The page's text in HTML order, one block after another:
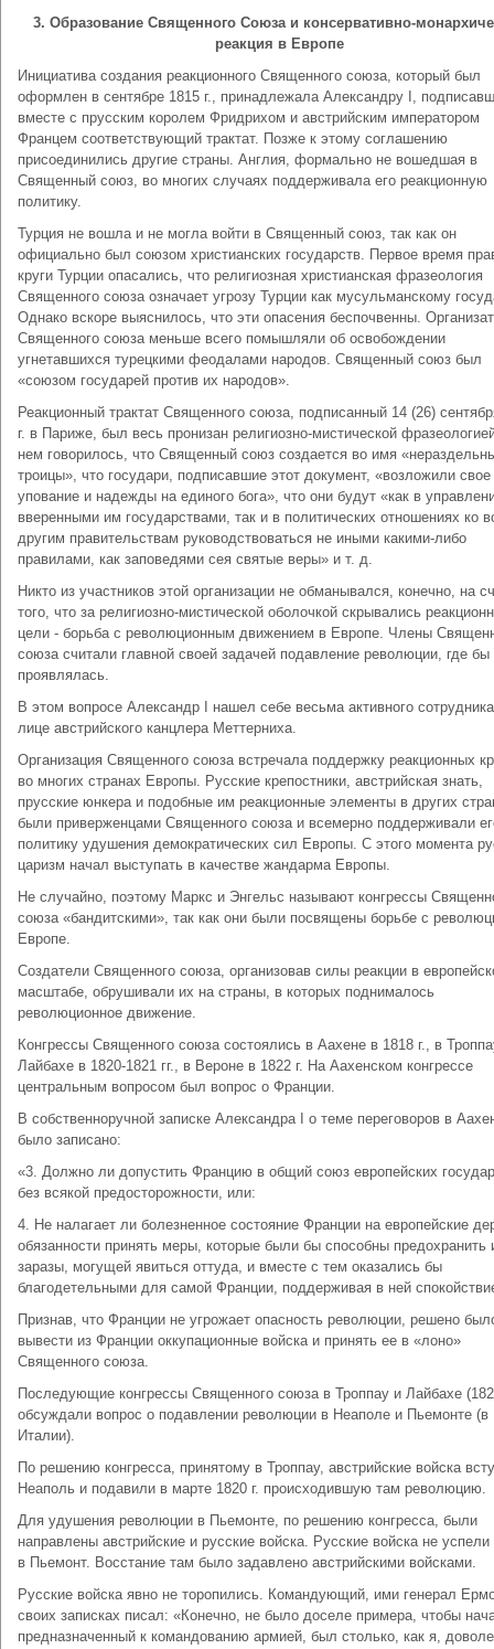
3. Образование Священного Союза и консервативно-
реакция в Европе
Инициатива создания реакционного Священного союза, который был
оформлен в сентябре 1815 г., принадлежала Александру I,
вместе с прусским королем Фридрихом и австрийским императором
Францем соответствующий трактат. Позже к этому соглашению
присоединились другие страны. Англия, формально не вошедшая в
Священный союз, во многих случаях поддерживала его реакционную
политику.
Турция не вошла и не могла войти в Священный союз, так как он
официально был союзом христианских государств. Первое время
круги Турции опасались, что религиозная христианская фразеология
Священного союза означает угрозу Турции как мусульманскому
Однако вскоре выяснилось, что эти опасения беспочвенны.
Священного союза меньше всего помышляли об освобождении
угнетавшихся турецкими феодалами народов. Священный союз был
«союзом государей против их народов».
Реакционный трактат Священного союза, подписанный 14 (26)
г. в Париже, был весь пронизан религиозно-мистической
нем говорилось, что Священный союз создается во имя
троицы», что государи, подписавшие этот документ, «возложили свое
упование и надежды на единого бога», что они будут «как в
вверенными им государствами, так и в политических отношениях ко
другим правительствам руководствоваться не иными какими-либо
правилами, как заповедями сея святые веры» и т. д.
Никто из участников этой организации не обманывался, конечно, на
того, что за религиозно-мистической оболочкой скрывались
цели - борьба с революционным движением в Европе. Члены
союза считали главной своей задачей подавление революции, где бы
проявлялась.
В этом вопросе Александр I нашел себе весьма активного
лице австрийского канцлера Меттерниха.
Организация Священного союза встречала поддержку реакционных
во многих странах Европы. Русские крепостники, австрийская знать,
прусские юнкера и подобные им реакционные элементы в других
были приверженцами Священного союза и всемерно поддерживали
политику удушения демократических сил Европы. С этого момента
царизм начал выступать в качестве жандарма Европы.
Не случайно, поэтому Маркс и Энгельс называют конгрессы
союза «бандитскими», так как они были посвящены борьбе с
Европе.
Создатели Священного союза, организовав силы реакции в
масштабе, обрушивали их на страны, в которых поднималось
революционное движение.
Конгрессы Священного союза состоялись в Аахене в 1818 г., в
Лайбахе в 1820-1821 гг., в Вероне в 1822 г. На Аахенском конгрессе
центральным вопросом был вопрос о Франции.
В собственноручной записке Александра I о теме переговоров в
было записано:
«3. Должно ли допустить Францию в общий союз европейских
без всякой предосторожности, или:
4. Не налагает ли болезненное состояние Франции на европейские
обязанности принять меры, которые были бы способны предохранить
заразы, могущей явиться оттуда, и вместе с тем оказались бы
благодетельными для самой Франции, поддерживая в ней
Признав, что Франции не угрожает опасность революции, решено
вывести из Франции оккупационные войска и принять ее в «лоно»
Священного союза.
Последующие конгрессы Священного союза в Троппау и Лайбахе
обсуждали вопрос о подавлении революции в Неаполе и Пьемонте (в
Италии).
По решению конгресса, принятому в Троппау, австрийские войска
Неаполь и подавили в марте 1820 г. происходившую там революцию.
Для удушения революции в Пьемонте, по решению конгресса, были
направлены австрийские и русские войска. Русские войска не успели
в Пьемонт. Восстание там было задавлено австрийскими войсками.
Русские войска явно не торопились. Командующий, ими генерал
своих записках писал: «Конечно, не было доселе примера, чтобы
предназначенный к командованию армией, был столько, как я,